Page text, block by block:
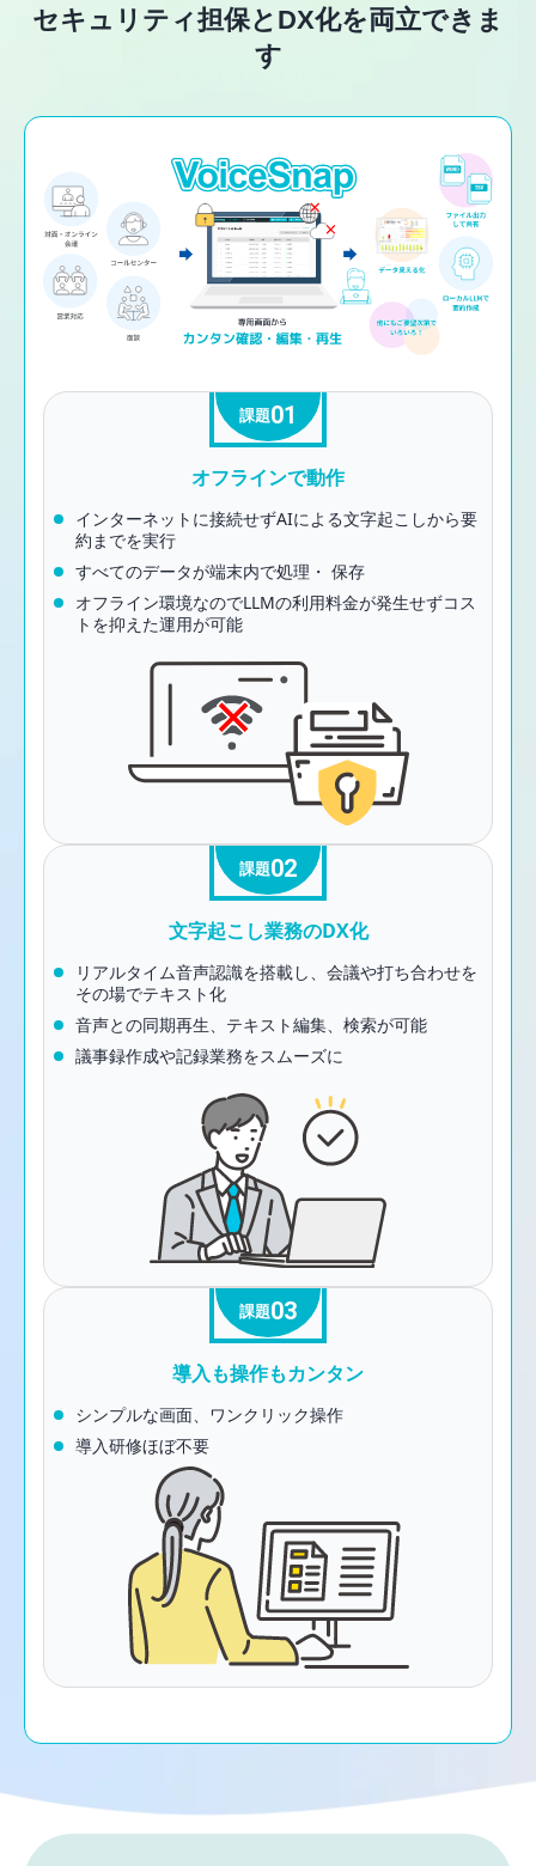
セキュリティ担保とDX化を両立できま
す
課題01
オフラインで動作
インターネットに接続せずAIによる文字起こしから要
約までを実行
すべてのデータが端末内で処理・ 保存
オフライン環境なのでLLMの利用料金が発生せずコス
トを抑えた運用が可能
課題02
文字起こし業務のDX化
リアルタイム音声認識を搭載し、会議や打ち合わせを
その場でテキスト化
音声との同期再生、テキスト編集、検索が可能
議事録作成や記録業務をスムーズに
課題03
導入も操作もカンタン
シンプルな画面、ワンクリック操作
導入研修ほぼ不要